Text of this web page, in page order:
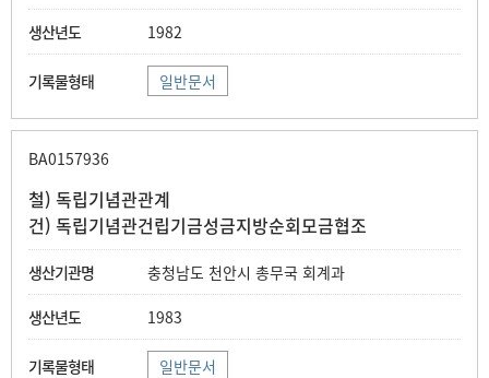
1982
일반문서
BA0157936
철) 독립기념관관계
건) 독립기념관건립기금성금지방순회모금협조
충청남도 천안시 총무국 회계과
1983
일반문서